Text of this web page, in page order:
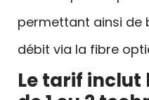
permettant ainsi de
débit via la fibre
Le tarif